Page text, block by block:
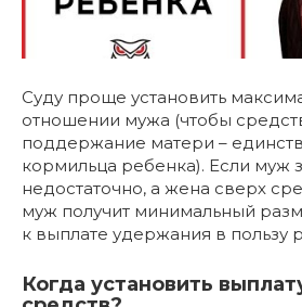
Суду проще установить
отношении мужа (чтобы
поддержание матери –
кормильца ребенка). Если муж
недостаточно, а жена сверх
муж получит минимальный
к выплате удержания в пользу
Когда установить